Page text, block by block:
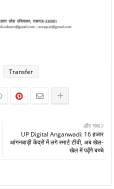
Transfer
और नया
UP Digital Anganwadi: 16 हजार
आंगनबाड़ी केंद्रों में लगे स्मार्ट टीवी, अब खेल-
खेल में पढ़ेंगे बच्चे